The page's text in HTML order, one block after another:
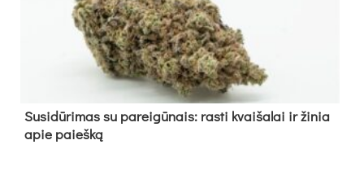
Su­si­dū­ri­mas su pa­rei­gū­nais: ras­ti kvai­ša­lai ir ži­nia
apie paieš­ką